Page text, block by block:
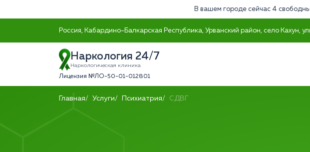
В вашем городе сейчас 4
Россия, Кабардино-Балкарская Республика, Урванский район, село Кахун,
Наркология 24/7
Наркологическая клиника
Лицензия №ЛО-50-01-012801
Главная Услуги Психиатрия СДВГ